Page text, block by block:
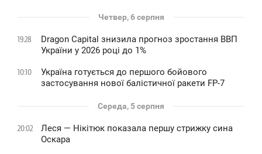
Четвер, 6 серпня
19:28
Dragon Capital знизила прогноз зростання ВВП
України у 2026 році до 1%
10:10
Україна готується до першого бойового
застосування нової балістичної ракети FP-7
Середа, 5 серпня
20:02
Леся — Нікітюк показала першу стрижку сина
Оскара